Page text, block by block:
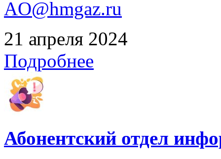
AO@hmgaz.ru
21 апреля 2024
Подробнее
Абонентский отдел